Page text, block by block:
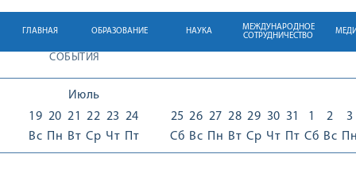
ГЛАВНАЯ ОБРАЗОВАНИЕ НАУКА
МЕЖДУНАРОДНОЕ
СОТРУДНИЧЕСТВО
СОБЫТИЯ
Июль
19
Вс
20
Пн
21
Вт
22
Ср
23
Чт
24
Пт
25
Сб
26
Вс
27
Пн
28
Вт
29
Ср
30
Чт
31
Пт
1
Сб
2
Вс
3